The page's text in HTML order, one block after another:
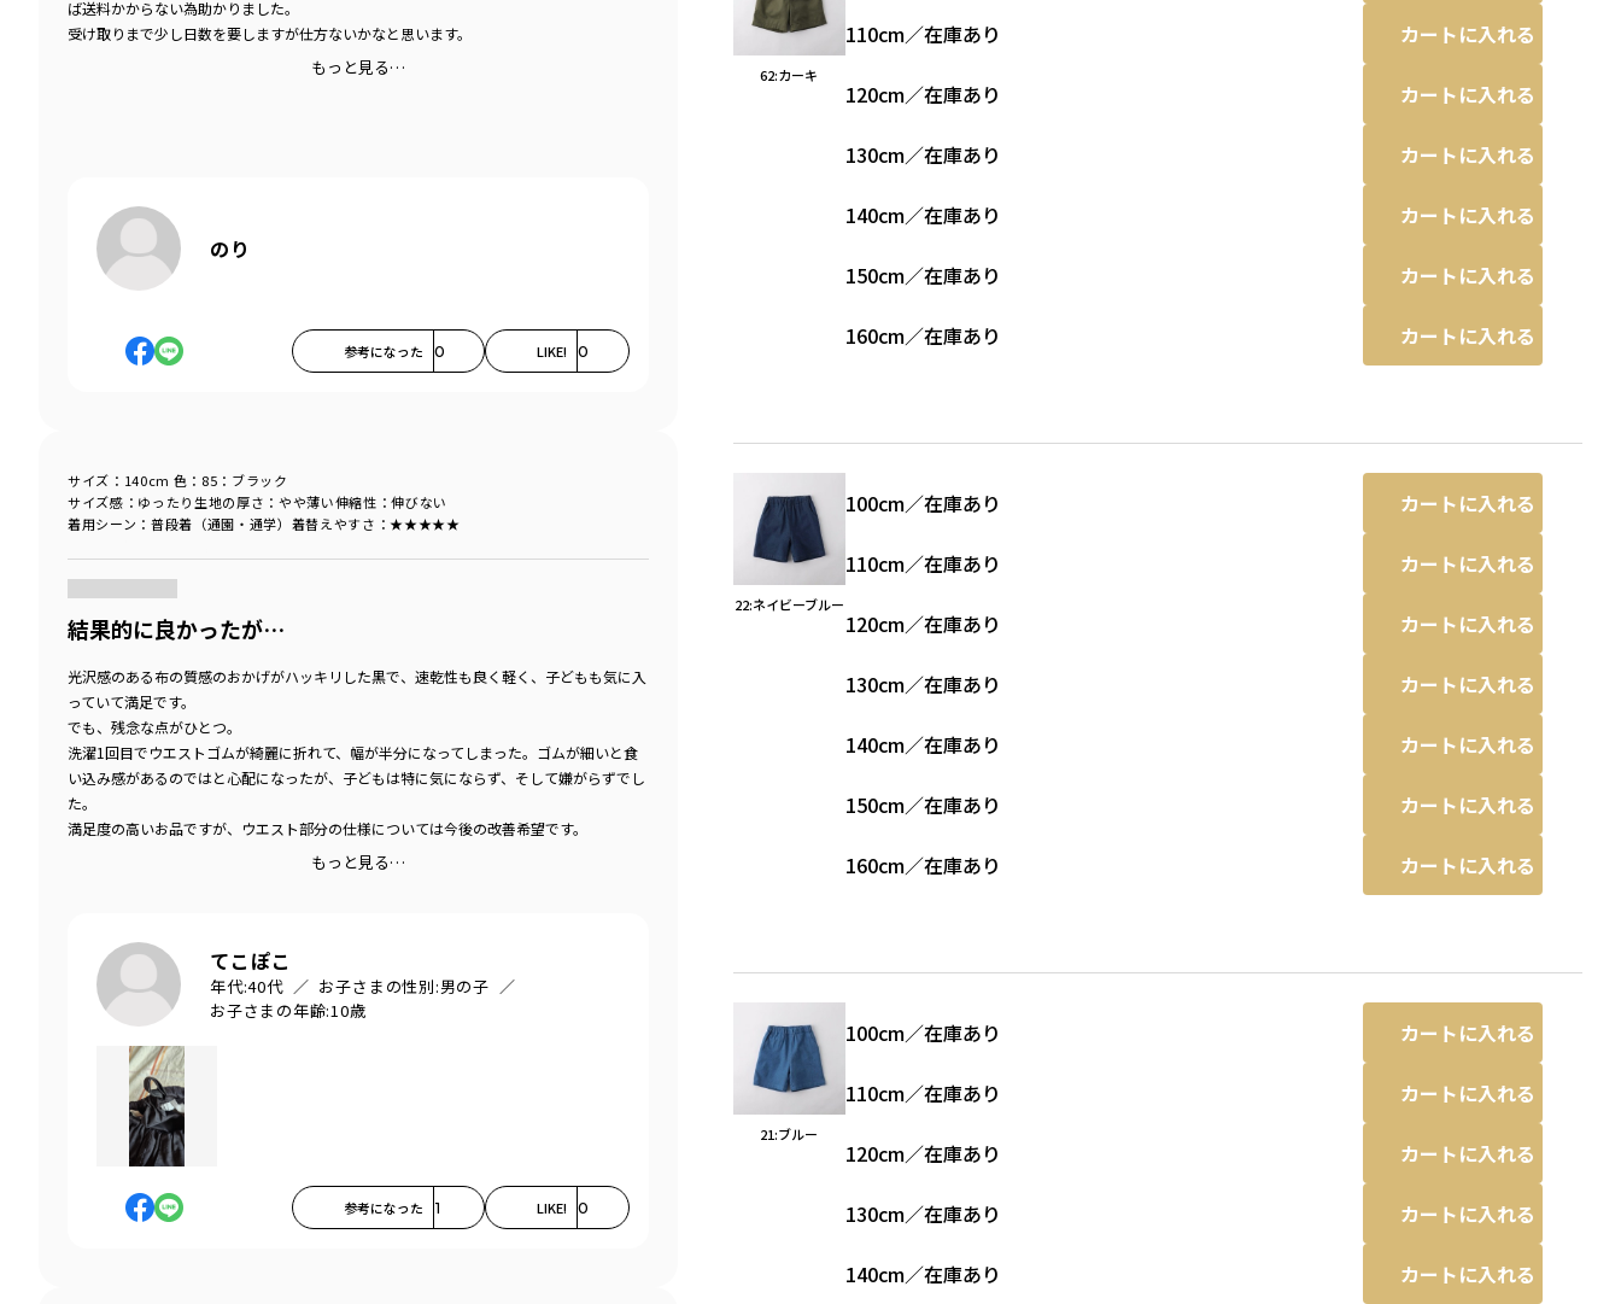
ば送料かからない為助かりました。
受け取りまで少し日数を要しますが仕方ないかなと思います。
もっと見る…
のり
参考になった 0 LIKE! 0
サイズ感 ：ゆったり 生地の厚さ ：やや薄い伸縮性 ：伸びない
着用シーン ：普段着（通園・通学） 着替えやすさ ：★★★★★
サイズ：140cm 色：85：ブラック
結果的に良かったが…
光沢感のある布の質感のおかげがハッキリした黒で、速乾性も良く軽く、子どもも気に入
っていて満足です。
でも、残念な点がひとつ。
洗濯1回目でウエストゴムが綺麗に折れて、幅が半分になってしまった。ゴムが細いと食
い込み感があるのではと心配になったが、子どもは特に気にならず、そして嫌がらずでし
た。
満足度の高いお品ですが、ウエスト部分の仕様については今後の改善希望です。
もっと見る…
てこぽこ
年代:40代 お子さまの性別:男の子
お子さまの年齢:10歳
参考になった 1 LIKE! 0
62:カーキ
110cm／在庫あり カートに入れる
120cm／在庫あり カートに入れる
130cm／在庫あり カートに入れる
140cm／在庫あり カートに入れる
150cm／在庫あり カートに入れる
160cm／在庫あり カートに入れる
22:ネイビーブルー
100cm／在庫あり カートに入れる
110cm／在庫あり カートに入れる
120cm／在庫あり カートに入れる
130cm／在庫あり カートに入れる
140cm／在庫あり カートに入れる
150cm／在庫あり カートに入れる
160cm／在庫あり カートに入れる
21:ブルー
100cm／在庫あり カートに入れる
110cm／在庫あり カートに入れる
120cm／在庫あり カートに入れる
130cm／在庫あり カートに入れる
140cm／在庫あり カートに入れる